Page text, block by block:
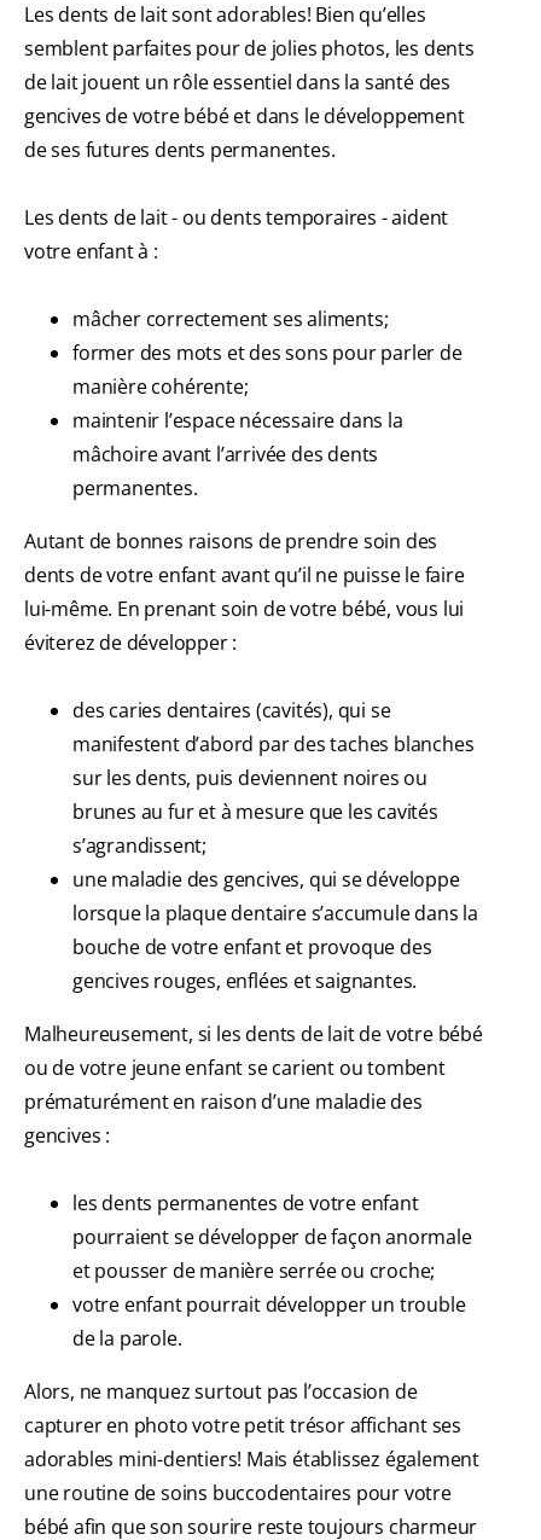
Les dents de lait sont adorables! Bien qu’elles
semblent parfaites pour de jolies photos, les dents
de lait jouent un rôle essentiel dans la santé des
gencives de votre bébé et dans le développement
de ses futures dents permanentes.
Les dents de lait - ou dents temporaires - aident
votre enfant à :
mâcher correctement ses aliments;
former des mots et des sons pour parler de
manière cohérente;
maintenir l’espace nécessaire dans la
mâchoire avant l’arrivée des dents
permanentes.
Autant de bonnes raisons de prendre soin des
dents de votre enfant avant qu’il ne puisse le faire
lui-même. En prenant soin de votre bébé, vous lui
éviterez de développer :
des caries dentaires (cavités), qui se
manifestent d’abord par des taches blanches
sur les dents, puis deviennent noires ou
brunes au fur et à mesure que les cavités
s’agrandissent;
une maladie des gencives, qui se développe
lorsque la plaque dentaire s’accumule dans la
bouche de votre enfant et provoque des
gencives rouges, enflées et saignantes.
Malheureusement, si les dents de lait de votre bébé
ou de votre jeune enfant se carient ou tombent
prématurément en raison d’une maladie des
gencives :
les dents permanentes de votre enfant
pourraient se développer de façon anormale
et pousser de manière serrée ou croche;
votre enfant pourrait développer un trouble
de la parole.
Alors, ne manquez surtout pas l’occasion de
capturer en photo votre petit trésor affichant ses
adorables mini-dentiers! Mais établissez également
une routine de soins buccodentaires pour votre
bébé afin que son sourire reste toujours charmeur